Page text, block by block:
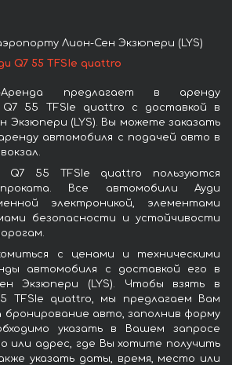
Лион-Сен Экзюпери (LYS)
Q7 55 TFSIe quattro
Аренда предлагает в аренду
Q7 55 TFSIe quattro с доставкой в
Экзюпери (LYS). Вы можете заказать
автомобиля с подачей авто в
Q7 55 TFSIe quattro пользуются
проката. Все автомобили Ауди
электроникой, элементами
безопасности и устойчивости
с ценами и техническими
автомобиля с доставкой его в
Экзюпери (LYS). Чтобы взять в
TFSIe quattro, мы предлагаем Вам
бронирование авто, заполнив форму
указать в Вашем запросе
или адрес, где Вы хотите получить
указать даты, время, место или